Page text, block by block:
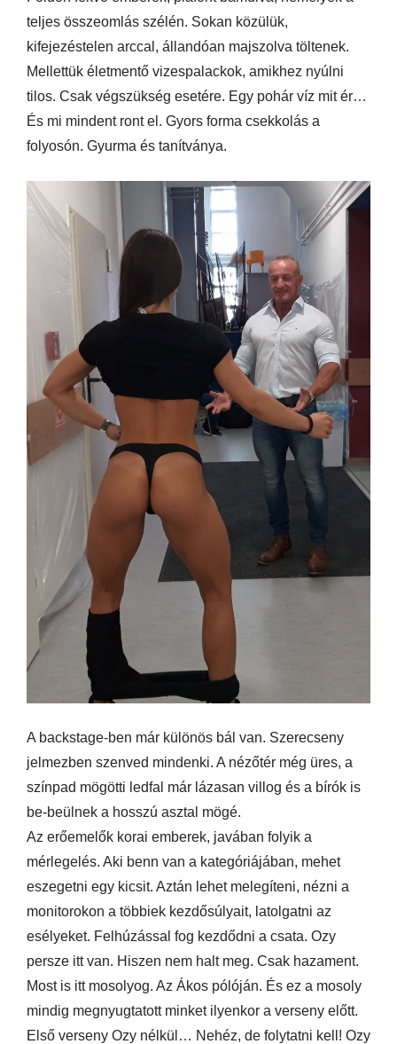
teljes összeomlás szélén. Sokan közülük,
kifejezéstelen arccal, állandóan majszolva töltenek.
Mellettük életmentő vizespalackok, amikhez nyúlni
tilos. Csak végszükség esetére. Egy pohár víz mit ér…
És mi mindent ront el. Gyors forma csekkolás a
folyosón. Gyurma és tanítványa.
A backstage-ben már különös bál van. Szerecseny
jelmezben szenved mindenki. A nézőtér még üres, a
színpad mögötti ledfal már lázasan villog és a bírók is
be-beülnek a hosszú asztal mögé.
Az erőemelők korai emberek, javában folyik a
mérlegelés. Aki benn van a kategóriájában, mehet
eszegetni egy kicsit. Aztán lehet melegíteni, nézni a
monitorokon a többiek kezdősúlyait, latolgatni az
esélyeket. Felhúzással fog kezdődni a csata. Ozy
persze itt van. Hiszen nem halt meg. Csak hazament.
Most is itt mosolyog. Az Ákos pólóján. És ez a mosoly
mindig megnyugtatott minket ilyenkor a verseny előtt.
Első verseny Ozy nélkül… Nehéz, de folytatni kell! Ozy